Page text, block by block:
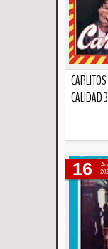
CALIDAD
16